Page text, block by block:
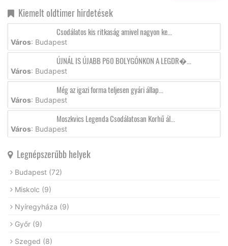
Kiemelt oldtimer hirdetések
Csodálatos kis ritkaság amivel nagyon ke...
Város: Budapest
ÚJNÁL IS ÚJABB P60 BOLYGÓNKON A LEGDR�...
Város: Budapest
Még az igazi forma teljesen gyári állap...
Város: Budapest
Moszkvics Legenda Csodálatosan Korhű ál...
Város: Budapest
Legnépszerűbb helyek
Budapest (72)
Miskolc (9)
Nyíregyháza (9)
Győr (9)
Szeged (8)